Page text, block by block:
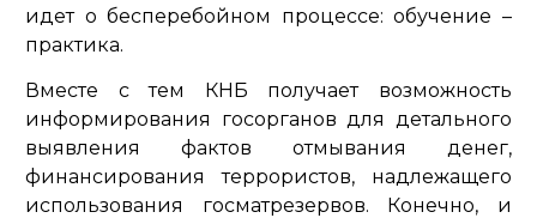
идет о бесперебойном процессе: обучение –
практика.
Вместе с тем КНБ получает возможность
информирования госорганов для детального
выявления фактов отмывания денег,
финансирования террористов, надлежащего
использования госматрезервов. Конечно, и